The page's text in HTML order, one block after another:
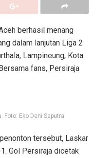
berhasil menang
dalam lanjutan Liga 2
Lampineung, Kota
fans, Persiraja
Foto: Eko Deni Saputra
tersebut, Laskar
Gol Persiraja dicetak